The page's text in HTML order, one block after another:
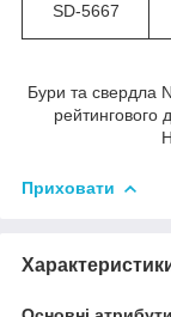
SD-5667
Бури та свердла
рейтингового
Приховати